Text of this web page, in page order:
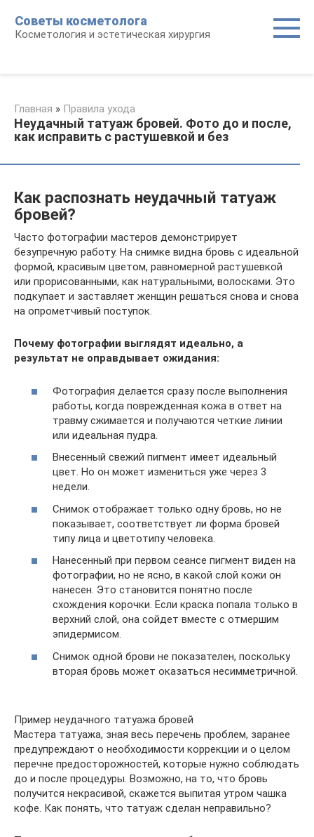
контенту
Советы косметолога
Косметология и эстетическая хирургия
Главная » Правила ухода
Неудачный татуаж бровей. Фото до и после,
как исправить с растушевкой и без
Как распознать неудачный татуаж
бровей?
Часто фотографии мастеров демонстрирует
безупречную работу. На снимке видна бровь с идеальной
формой, красивым цветом, равномерной растушевкой
или прорисованными, как натуральными, волосками. Это
подкупает и заставляет женщин решаться снова и снова
на опрометчивый поступок.
Почему фотографии выглядят идеально, а
результат не оправдывает ожидания:
Фотография делается сразу после выполнения
работы, когда поврежденная кожа в ответ на
травму сжимается и получаются четкие линии
или идеальная пудра.
Внесенный свежий пигмент имеет идеальный
цвет. Но он может измениться уже через 3
недели.
Снимок отображает только одну бровь, но не
показывает, соответствует ли форма бровей
типу лица и цветотипу человека.
Нанесенный при первом сеансе пигмент виден на
фотографии, но не ясно, в какой слой кожи он
нанесен. Это становится понятно после
схождения корочки. Если краска попала только в
верхний слой, она сойдет вместе с отмершим
эпидермисом.
Снимок одной брови не показателен, поскольку
вторая бровь может оказаться несимметричной.
Пример неудачного татуажа бровей
Мастера татуажа, зная весь перечень проблем, заранее
предупреждают о необходимости коррекции и о целом
перечне предосторожностей, которые нужно соблюдать
до и после процедуры. Возможно, на то, что бровь
получится некрасивой, скажется выпитая утром чашка
кофе. Как понять, что татуаж сделан неправильно?